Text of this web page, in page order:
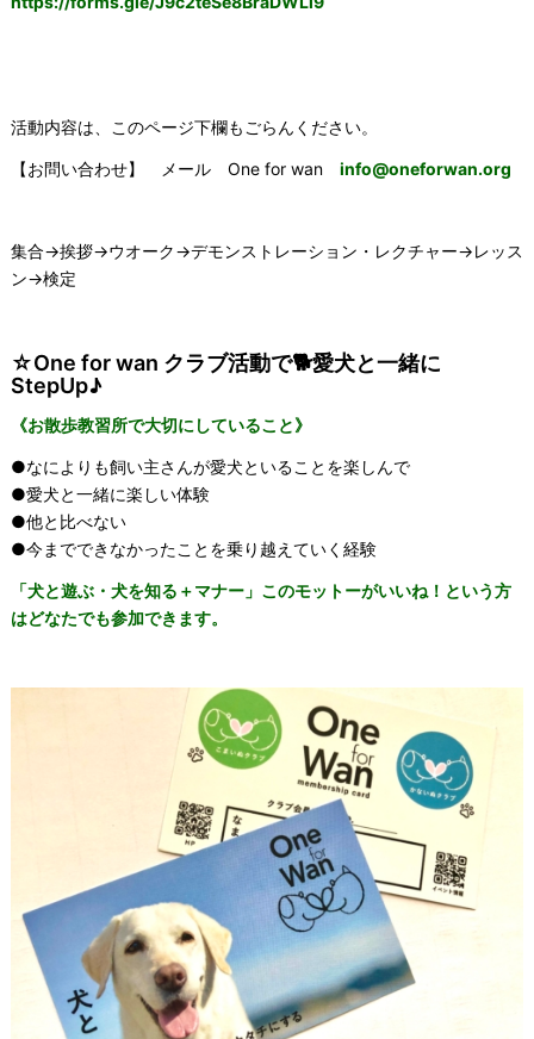
活動内容は、このページ下欄もごらんください。
【お問い合わせ】 メール One for wan info@oneforwan.org
集合→挨拶→ウオーク→デモンストレーション・レクチャー→レッス
ン→検定
☆One for wan クラブ活動で🐕愛犬と一緒に
StepUp♪
《お散歩教習所で大切にしていること》
●なによりも飼い主さんが愛犬といることを楽しんで
●愛犬と一緒に楽しい体験
●他と比べない
●今までできなかったことを乗り越えていく経験
「犬と遊ぶ・犬を知る＋マナー」このモットーがいいね！という方
はどなたでも参加できます。